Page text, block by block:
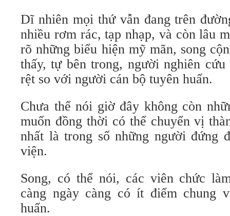
Dĩ nhiên mọi thứ vẫn đang trên
nhiều rơm rác, tạp nhạp, và còn lâu
rõ những biểu hiện mỹ mãn, song
thấy, tự bên trong, người nghiên
rệt so với người cán bộ tuyên huấn.
Chưa thể nói giờ đây không còn
muốn đồng thời có thể chuyển vị
nhất là trong số những người đứng
viện.
Song, có thể nói, các viên chức
càng ngày càng có ít điểm chung
huấn.